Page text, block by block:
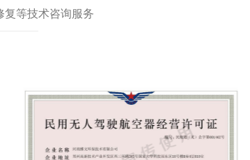
复等技术咨询服务